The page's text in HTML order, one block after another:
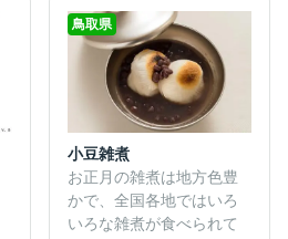
鳥取県
小豆雑煮
お正月の雑煮は地方色豊
かで、全国各地ではいろ
いろな雑煮が食べられて